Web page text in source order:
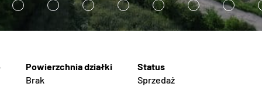
5 6 7 8 9
Brak Sprzedaż